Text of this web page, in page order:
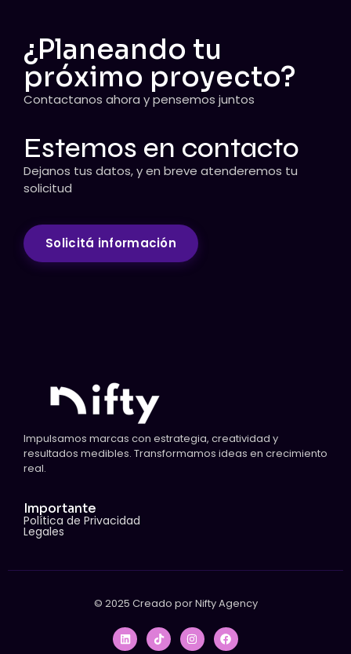
¿Planeando tu
próximo proyecto?
Contactanos ahora y pensemos juntos
Estemos en contacto
Dejanos tus datos, y en breve atenderemos tu
solicitud
Solicitá información
Impulsamos marcas con estrategia, creatividad y
resultados medibles. Transformamos ideas en crecimiento
real.
Importante
Política de Privacidad
Legales
© 2025 Creado por Nifty Agency